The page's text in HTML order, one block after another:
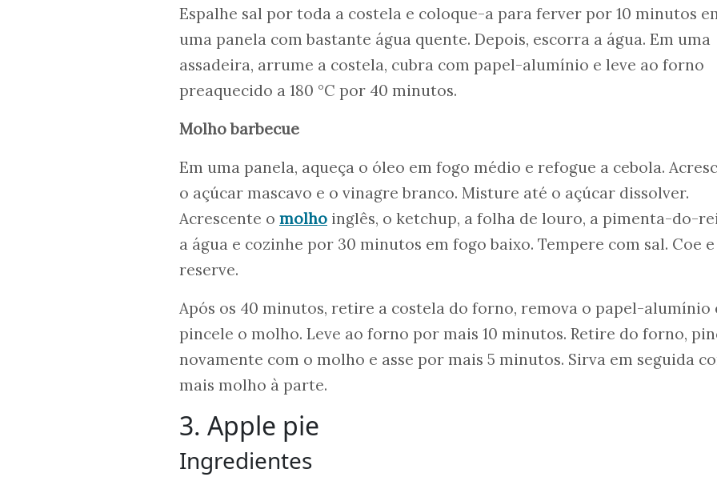
Espalhe sal por toda a costela e coloque-a para ferver por 10 minutos
uma panela com bastante água quente. Depois, escorra a água. Em uma
assadeira, arrume a costela, cubra com papel-alumínio e leve ao forno
preaquecido a 180 °C por 40 minutos.
Molho barbecue
Em uma panela, aqueça o óleo em fogo médio e refogue a cebola.
o açúcar mascavo e o vinagre branco. Misture até o açúcar dissolver.
Acrescente o molho inglês, o ketchup, a folha de louro, a pimenta-do-
a água e cozinhe por 30 minutos em fogo baixo. Tempere com sal. Coe e
reserve.
Após os 40 minutos, retire a costela do forno, remova o papel-alumínio
pincele o molho. Leve ao forno por mais 10 minutos. Retire do forno,
novamente com o molho e asse por mais 5 minutos. Sirva em seguida
mais molho à parte.
3. Apple pie
Ingredientes